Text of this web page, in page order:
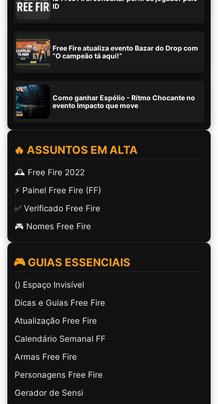
ID
Free Fire atualiza evento Bazar do Drop com
“O campeão tá aqui!”
Como ganhar Espólio - Ritmo Chocante no
evento Impacto que move
🔥 ASSUNTOS EM ALTA
🕰️ Free Fire 2022
⚡ Painel Free Fire (FF)
✅ Verificado Free Fire
🎮 Nomes Free Fire
🎮 GUIAS ESSENCIAIS
(ㅤ) Espaço Invisível
Dicas e Guias Free Fire
Atualização Free Fire
Calendário Semanal FF
Armas Free Fire
Personagens Free Fire
Gerador de Sensi